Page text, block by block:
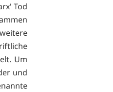
Tod
Um
und